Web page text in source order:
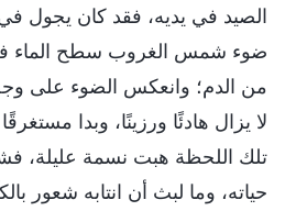
الصيد في يديه، فقد كان يجول
ضوء شمس الغروب سطح الماء
من الدم؛ وانعكس الضوء على
لا يزال هادئًا ورزينًا، وبدا
تلك اللحظة هبت نسمة عليلة،
حياته، وما لبث أن انتابه شعور